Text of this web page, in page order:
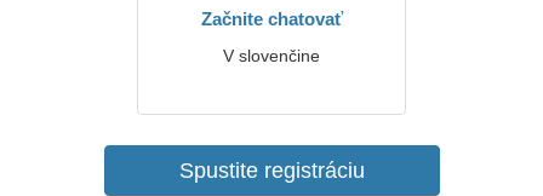
Začnite chatovať
V slovenčine
Spustite registráciu